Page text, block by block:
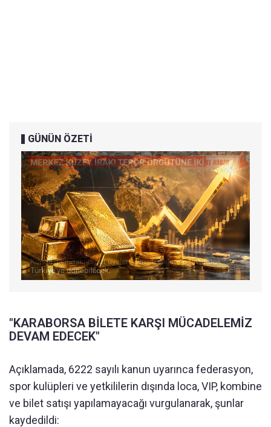
GÜNÜN ÖZETİ
"KARABORSA BİLETE KARŞI MÜCADELEMİZ
DEVAM EDECEK"
Açıklamada, 6222 sayılı kanun uyarınca federasyon,
spor kulüpleri ve yetkililerin dışında loca, VIP, kombine
ve bilet satışı yapılamayacağı vurgulanarak, şunlar
kaydedildi: